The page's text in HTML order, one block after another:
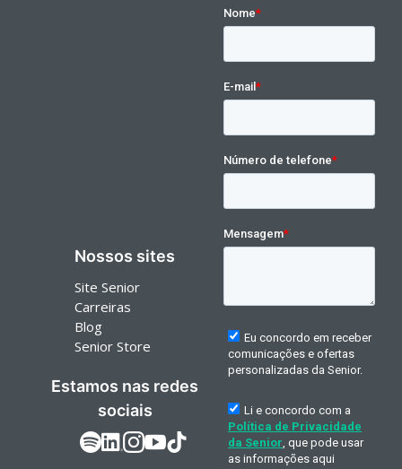
Nossos sites
Site Senior
Carreiras
Blog
Senior Store
Estamos nas redes
sociais